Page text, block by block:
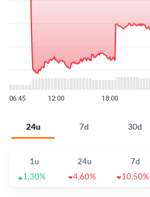
24u 7d 30d
1u 24u 7d
1,30%
4,60% 10,50%